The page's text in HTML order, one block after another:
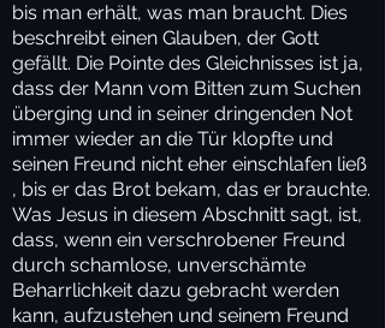
bis man erhält, was man braucht. Dies
beschreibt einen Glauben, der Gott
gefällt. Die Pointe des Gleichnisses ist ja,
dass der Mann vom Bitten zum Suchen
überging und in seiner dringenden Not
immer wieder an die Tür klopfte und
seinen Freund nicht eher einschlafen ließ
, bis er das Brot bekam, das er brauchte.
Was Jesus in diesem Abschnitt sagt, ist,
dass, wenn ein verschrobener Freund
durch schamlose, unverschämte
Beharrlichkeit dazu gebracht werden
kann, aufzustehen und seinem Freund